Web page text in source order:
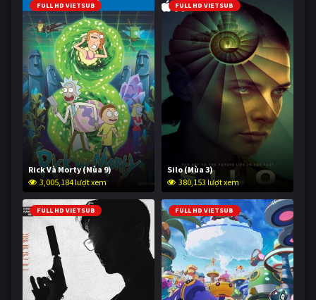
FULL HD VIETSUB
Rick Và Morty (Mùa 9)
3,005,184 lượt xem
FULL HD VIETSUB
Silo (Mùa 3)
380,153 lượt xem
FULL HD VIETSUB FULL HD VIETSUB